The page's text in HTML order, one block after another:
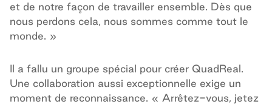
et de notre façon de travailler ensemble. Dès que
nous perdons cela, nous sommes comme tout le
monde. »
Il a fallu un groupe spécial pour créer QuadReal.
Une collaboration aussi exceptionnelle exige un
moment de reconnaissance. « Arrêtez-vous, jetez